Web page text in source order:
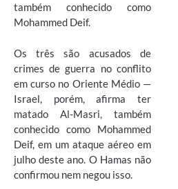
também conhecido como
Mohammed Deif.
Os três são acusados de
crimes de guerra no conflito
em curso no Oriente Médio —
Israel, porém, afirma ter
matado Al-Masri, também
conhecido como Mohammed
Deif, em um ataque aéreo em
julho deste ano. O Hamas não
confirmou nem negou isso.